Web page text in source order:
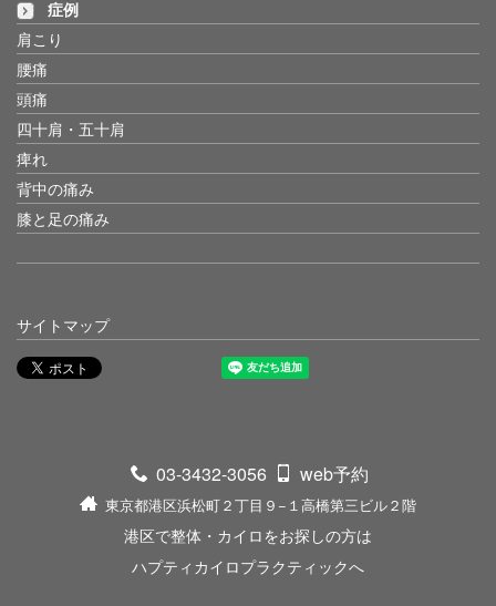
症例
肩こり
腰痛
頭痛
四十肩・五十肩
痺れ
背中の痛み
膝と足の痛み
サイトマップ
03-3432-3056 web予約
東京都港区浜松町２丁目９−１高橋第三ビル２階
港区で整体・カイロをお探しの方は
ハプティカイロプラクティックへ